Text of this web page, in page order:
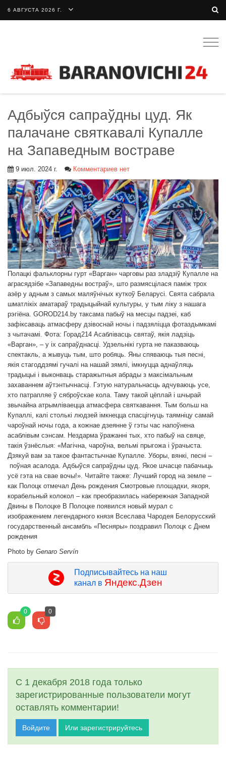
6 АВГУСТА 2026 Г.
Адбыўся сапраўдны цуд. Як
палачане святкавалі Купалле
на Запаведным востраве
9 июл. 2024 г. Комментариев нет
Полацкі фальклорны гурт «Варган» чарговы раз зладзіў Купалле на
аграсядзібе «Запаведны востраў», што размясцілася паміж трох
азёр у адным з самых маляўнічых куткоў Беларусі. Свята сабрала
шматлікіх аматараў традыцыйнай культуры, у тым ліку з нашага
рэгіёна. GOROD214.by таксама пабыў на месцы падзеі, каб
зафіксаваць атмасферу дзівоснай ночы і падзяліцца фотаздымкамі
з чытачамі. Фота: Горад214 Асаблівасць святаў, якія ладзіць
«Варган», – у іх сапраўднасці. Удзельнікі гурта не паказваюць
спектакль, а жывуць тым, што робяць. Яны спяваюць тыя песні,
якія стагоддзямі гучалі на нашай зямлі, імкнуцца аднаўляць
традыцыі і выконваць старажытныя абрады з максімальным
захаваннем аўтэнтычнасці. Гэтую натуральнасць адчуваюць усе,
хто патрапляе ў сяброўскае кола. Таму такой цёплай і шчырай
звычайна атрымліваецца атмасфера святкавання. Тым больш на
Купаллі, калі столькі людзей імкнецца спасцігнуць таямніцу самай
чароўнай ночы года, а кожнае дзеянне ў гэты час напоўнена
асаблівым сэнсам. Нездарма ўражанні тых, хто пабыў на свяце,
такія ўзнёслыя: «Магічна, чароўна, вельмі прыгожа і ўрачыста.
Дзякуй вам за такое фантастычнае Купалле. Уборы, вянкі, песні –
поўная асалода. Адбыўся сапраўдны цуд. Якое шчасце пабачыць
усё гэта на свае вочы!». Читайте также: Лучший город на земле –
как Полоцк отмечал День рождения Смотровые площадки, якоря,
корабельный колокол – как преобразилась набережная Западной
Двины в Полоцке В Полоцке появился новый мурал с
изображением легендарного князя Всеслава Чародея Белорусский
государственный ансамбль «Песняры» поздравил Полоцк с Днем
рождения
Photo by Genaro Servín
Подписывайтесь на наш
канал в Яндекс.Дзен
0 0
С 1 декабря 2018 года только
зарегистрированные пользователи могут
оставлять комментарии!
Войдите Или зарегистрируйтесь